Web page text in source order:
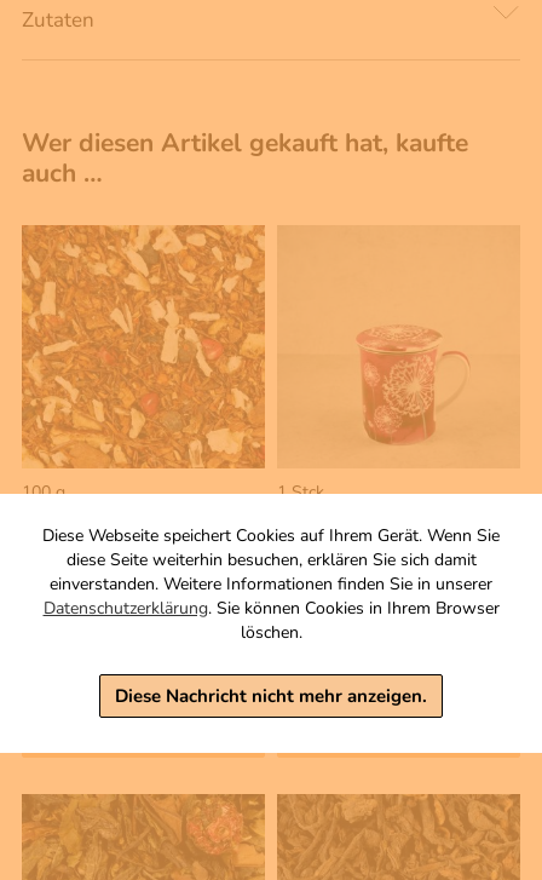
Diese Webseite speichert Cookies auf Ihrem Gerät. Wenn Sie
diese Seite weiterhin besuchen, erklären Sie sich damit
einverstanden. Weitere Informationen finden Sie in unserer
Datenschutzerklärung. Sie können Cookies in Ihrem Browser
löschen.
Diese Nachricht nicht mehr anzeigen.
Zutaten
Wer diesen Artikel gekauft hat, kaufte
auch …
100 g
Aromatisierter Rooibusch
Tee-/Gewürzmischung
Zutaten
inkl. MwSt, zzgl. Versand
Grundpreis 1 KG: 59,00 €
1 Stck
weinrot
für 300 ml
10,90 €